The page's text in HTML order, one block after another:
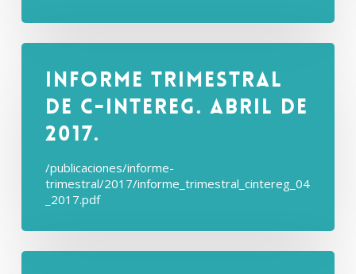
Informe Trimestral
de C-intereg. Abril de
2017.
/publicaciones/informe-
trimestral/2017/informe_trimestral_cintereg_04
_2017.pdf